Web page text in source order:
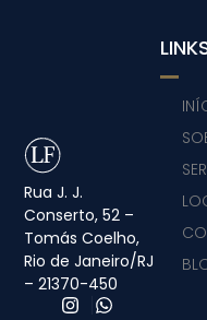
Rua J. J.
Conserto, 52 –
Tomás Coelho,
Rio de Janeiro/RJ
– 21370-450